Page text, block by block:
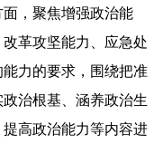
，聚焦增强政治能
革攻坚能力、应急处
力的要求，围绕把准
治根基、涵养政治生
高政治能力等内容进